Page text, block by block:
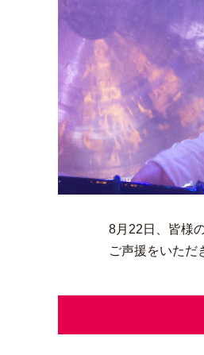
8月22日、皆様
ご声援をいただ